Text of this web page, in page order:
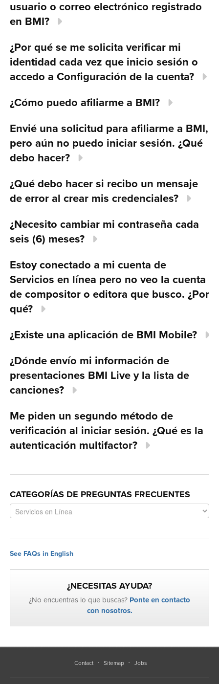
usuario o correo electrónico registrado
en BMI?
¿Por qué se me solicita verificar mi
identidad cada vez que inicio sesión o
accedo a Configuración de la cuenta?
¿Cómo puedo afiliarme a BMI?
Envié una solicitud para afiliarme a BMI,
pero aún no puedo iniciar sesión. ¿Qué
debo hacer?
¿Qué debo hacer si recibo un mensaje
de error al crear mis credenciales?
¿Necesito cambiar mi contraseña cada
seis (6) meses?
Estoy conectado a mi cuenta de
Servicios en línea pero no veo la cuenta
de compositor o editora que busco. ¿Por
qué?
¿Existe una aplicación de BMI Mobile?
¿Dónde envío mi información de
presentaciones BMI Live y la lista de
canciones?
Me piden un segundo método de
verificación al iniciar sesión. ¿Qué es la
autenticación multifactor?
CATEGORÍAS DE PREGUNTAS FRECUENTES
See FAQs in English
¿NECESITAS AYUDA?
¿No encuentras lo que buscas? Ponte en contacto
con nosotros.
Contact Sitemap Jobs